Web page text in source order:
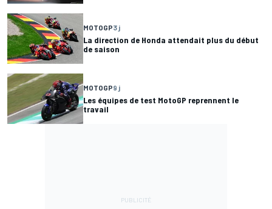
MOTOGP3 j
La direction de Honda attendait plus du début
de saison
MOTOGP9 j
Les équipes de test MotoGP reprennent le
travail